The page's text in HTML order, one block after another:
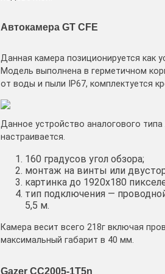
Автокамера GT CFE
Данная камера позиционируется как
Модель выполнена в герметичном
от воды и пыли IP67, комплектуется
Данное устройство аналогового типа
настраивается.
160 градусов угол обзора;
монтаж на винты или
картинка до 1920х180
тип подключения —
5,5 м.
Камера весит всего 218г включая
максимальный габарит в 40 мм.
Gazer СС2005-1T5n